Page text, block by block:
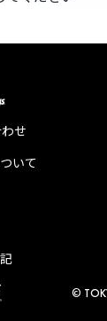
せ
いて
©